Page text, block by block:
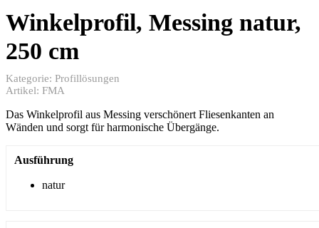
Winkelprofil, Messing natur,
250 cm
Kategorie: Profillösungen
Artikel: FMA
Das Winkelprofil aus Messing verschönert Fliesenkanten an
Wänden und sorgt für harmonische Übergänge.
Ausführung
natur